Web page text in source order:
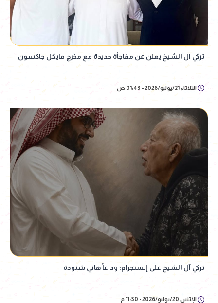
تركي آل الشيخ يعلن عن مفاجأة جديدة مع مخرج مايكل جاكسون
الثلاثاء 21/يوليو/2026 - 01:43 ص
تركي آل الشيخ على إنستجرام: وداعاً هاني شنودة
الإثنين 20/يوليو/2026 - 11:30 م